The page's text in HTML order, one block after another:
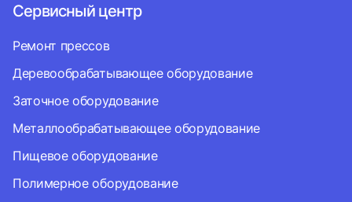
Сервисный центр
Ремонт прессов
Деревообрабатывающее оборудование
Заточное оборудование
Металлообрабатывающее оборудование
Пищевое оборудование
Полимерное оборудование